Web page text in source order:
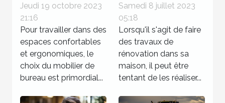
bureau ?
Jeudi 19 octobre 2023
21:16
Pour travailler dans des
espaces confortables
et ergonomiques, le
choix du mobilier de
bureau est primordial...
faire recours à un
expert pour la
rénovation de sa
maison ?
Samedi 8 juillet 2023
05:18
Lorsqu'il s'agit de faire
des travaux de
rénovation dans sa
maison, il peut être
tentant de les réaliser...